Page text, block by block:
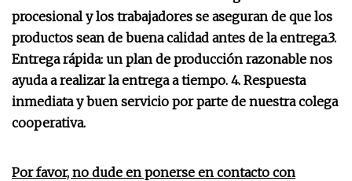
procesional y los trabajadores se aseguran de que los
productos sean de buena calidad antes de la entrega.3.
Entrega rápida: un plan de producción razonable nos
ayuda a realizar la entrega a tiempo. 4. Respuesta
inmediata y buen servicio por parte de nuestra colega
cooperativa.
Por favor, no dude en ponerse en contacto con